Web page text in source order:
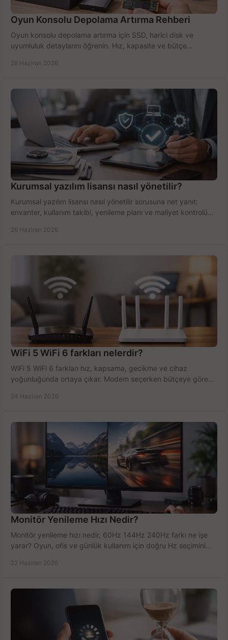
Oyun Konsolu Depolama Artırma Rehberi
Oyun konsolu depolama artırma için SSD, harici disk ve
uyumluluk detaylarını öğrenin. Hız, kapasite ve bütçe
28 Haziran 2026
Kurumsal yazılım lisansı nasıl yönetilir?
Kurumsal yazılım lisansı nasıl yönetilir sorusuna net yanıt:
envanter, kullanım takibi, yenileme planı ve maliyet kontrolü
26 Haziran 2026
WiFi 5 WiFi 6 farkları nelerdir?
WiFi 5 WiFi 6 farkları hız, kapsama, gecikme ve cihaz
yoğunluğunda ortaya çıkar. Modem seçerken bütçeye göre
24 Haziran 2026
Monitör Yenileme Hızı Nedir?
Monitör yenileme hızı nedir, 60Hz 144Hz 240Hz farkı ne işe
yarar? Oyun, ofis ve günlük kullanım için doğru Hz seçimini
22 Haziran 2026